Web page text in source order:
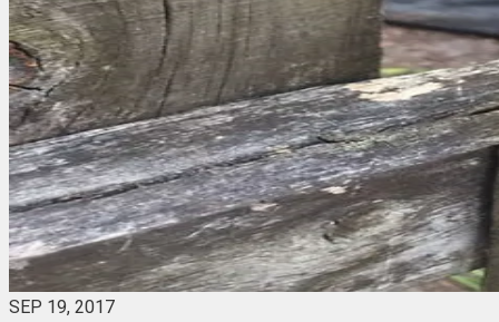
SEP 19, 2017